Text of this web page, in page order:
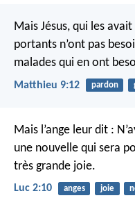
Mais Jésus, qui les
portants n’ont pas
malades qui en ont
Matthieu 9:12 pardon
Mais l’ange leur dit :
une nouvelle qui sera
très grande joie.
Luc 2:10 anges joie